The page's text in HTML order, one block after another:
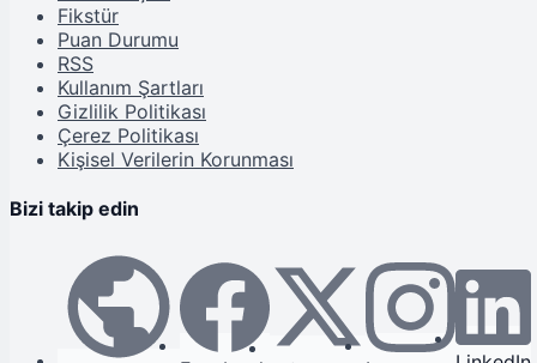
Fikstür
Puan Durumu
RSS
Kullanım Şartları
Gizlilik Politikası
Çerez Politikası
Kişisel Verilerin Korunması
Bizi takip edin